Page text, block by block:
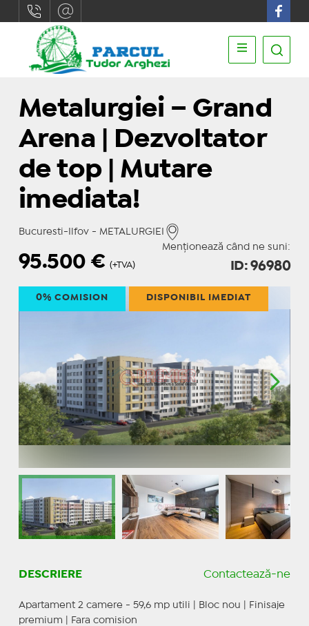
Metalurgiei – Grand
Arena | Dezvoltator
de top | Mutare
imediata!
Bucuresti-Ilfov - METALURGIEI
Menționează când ne suni:
95.500€ (+TVA) ID: 96980
0% COMISION DISPONIBIL IMEDIAT
DESCRIERE Contactează-ne
Apartament 2 camere - 59,6 mp utili | Bloc nou | Finisaje
premium | Fara comision